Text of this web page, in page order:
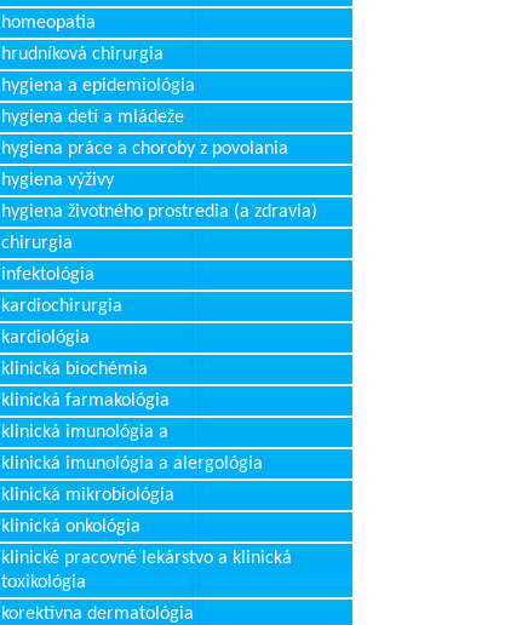
homeopatia
hrudníková chirurgia
hygiena a epidemiológia
hygiena detí a mládeže
hygiena práce a choroby z povolania
hygiena výživy
hygiena životného prostredia (a zdravia)
chirurgia
infektológia
kardiochirurgia
kardiológia
klinická biochémia
klinická farmakológia
klinická imunológia a
klinická imunológia a alergológia
klinická mikrobiológia
klinická onkológia
klinické pracovné lekárstvo a klinická
toxikológia
korektívna dermatológia